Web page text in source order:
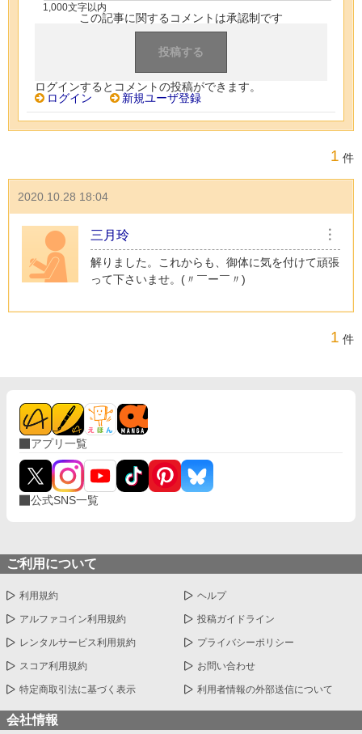
1,000文字以内
この記事に関するコメントは承認制です
ログインするとコメントの投稿ができます。
ログイン
新規ユーザ登録
1 件
2020.10.28 18:04
三月玲 ︙
解りました。これからも、御体に気を付けて頑張
って下さいませ。(〃￣ー￣〃)
1 件
アプリ一覧
公式SNS一覧
ご利用について
利用規約 ヘルプ
アルファコイン利用規約 投稿ガイドライン
レンタルサービス利用規約 プライバシーポリシー
スコア利用規約 お問い合わせ
特定商取引法に基づく表示 利用者情報の外部送信について
会社情報